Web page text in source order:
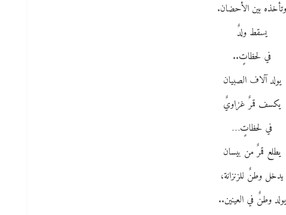
وتأخذه بين الأحضان.
يسقط ولدٌ
في لحظاتٍ..
يولد آلاف الصبيان
يكسف قمرٌ غزاويٌ
في لحظاتٍ…
يطلع قمرٌ من بيسان
يدخل وطنٌ للزنزانة،
يولد وطنٌ في العينين..